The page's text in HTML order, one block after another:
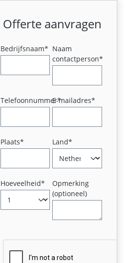
Offerte aanvragen
Bedrijfsnaam* Naam
contactperson*
Telefoonnummer*E-mailadres*
Plaats* Land*
Hoeveelheid*
Opmerking
(optioneel)